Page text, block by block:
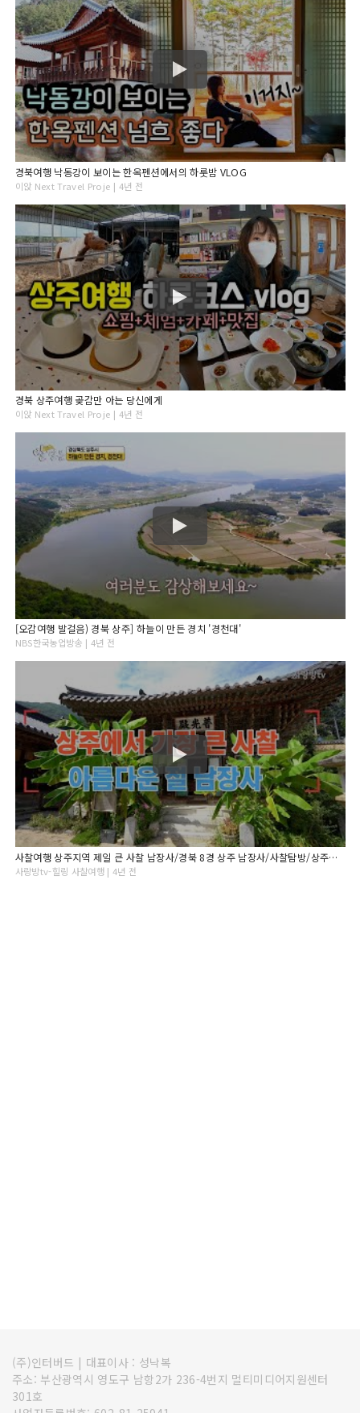
경북여행 낙동강이 보이는 한옥펜션에서의 하룻밤 VLOG
이앉 Next Travel Proje | 4년 전
경북 상주여행 곶감만 아는 당신에게
이앉 Next Travel Proje | 4년 전
[오감여행 발걸음) 경북 상주] 하늘이 만든 경치 '경천대'
NBS한국농업방송 | 4년 전
사찰여행 상주지역 제일 큰 사찰 남장사/경북 8경 상주 남장사/사찰탐방/상주가볼만한곳/경북사찰
사랑방tv-힐링 사찰여행 | 4년 전
(주)인터버드 | 대표이사 : 성낙복
주소: 부산광역시 영도구 남항2가 236-4번지 멀티미디어지원센터
301호